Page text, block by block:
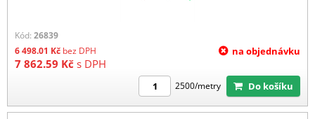
Kód: 26839
6 498.01 Kč bez DPH
7 862.59 Kč s DPH
na objednávku
2500/metry Do košíku